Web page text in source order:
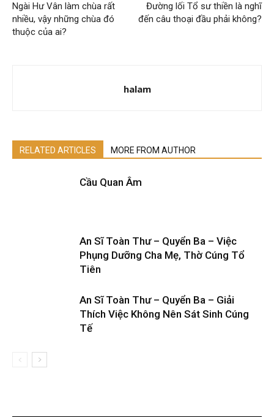
Ngài Hư Vân làm chùa rất
nhiều, vậy những chùa đó
thuộc của ai?
Đường lối Tổ sư thiền là nghĩ
đến câu thoại đầu phải không?
halam
RELATED ARTICLES MORE FROM AUTHOR
Cầu Quan Âm
An Sĩ Toàn Thư – Quyển Ba – Việc
Phụng Dưỡng Cha Mẹ, Thờ Cúng Tổ
Tiên
An Sĩ Toàn Thư – Quyển Ba – Giải
Thích Việc Không Nên Sát Sinh Cúng
Tế